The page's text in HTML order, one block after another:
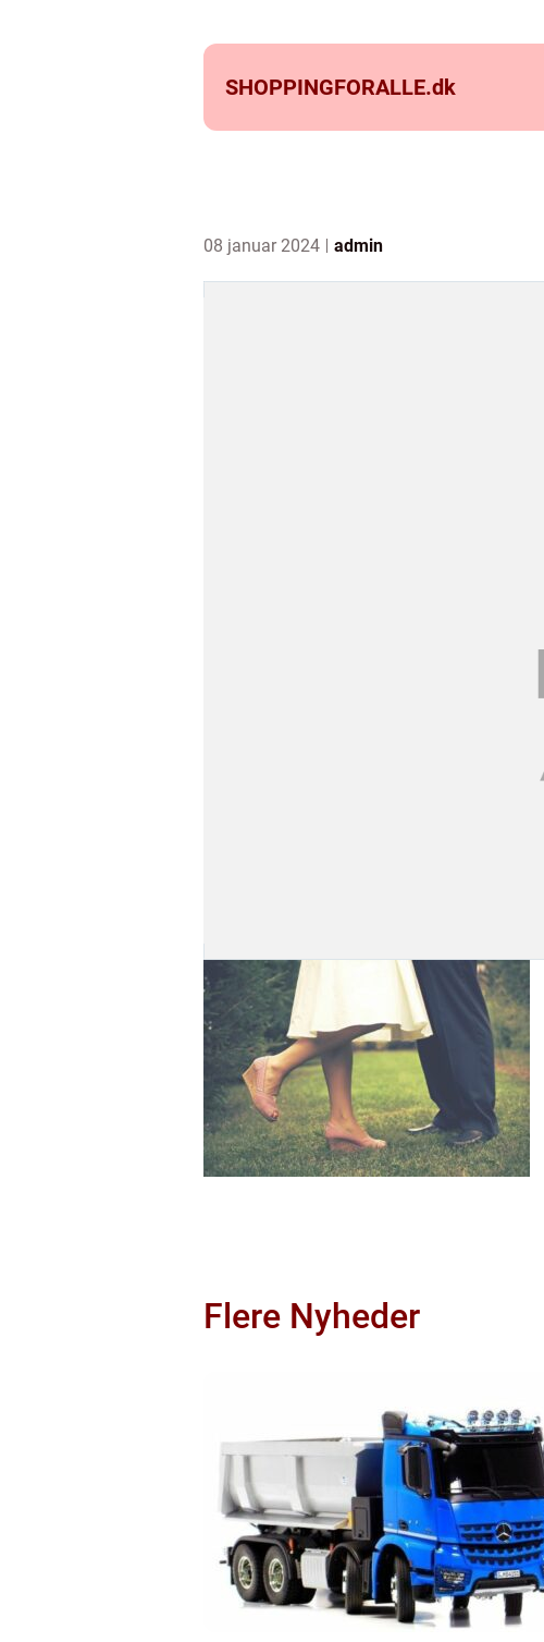
SHOPPINGFORALLE.dk
08 januar 2024 admin
Flere Nyheder